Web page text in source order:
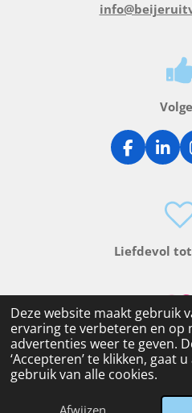
Deze website maakt gebruik
ervaring te verbeteren en op
advertenties weer te geven.
‘Accepteren’ te klikken, gaat
gebruik van alle cookies.
Afwijzen
F
a
o
k
L
i
k
e
I
n
Liefdevol